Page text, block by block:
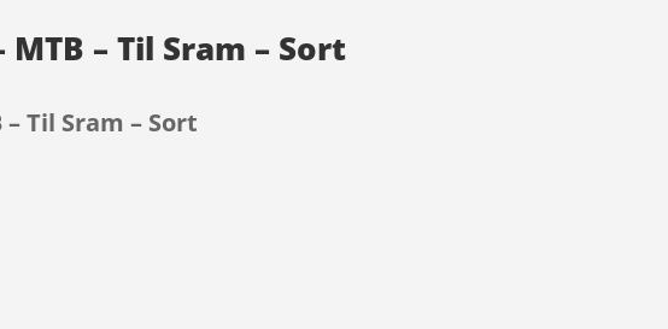
MTB – Til Sram – Sort
– Til Sram – Sort